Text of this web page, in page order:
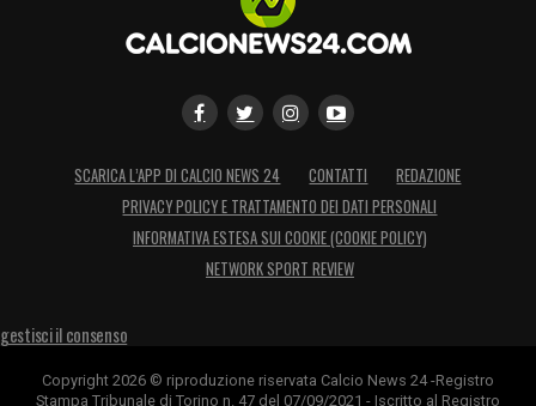
SCARICA L’APP DI CALCIO NEWS 24 CONTATTI
REDAZIONE
PRIVACY POLICY E TRATTAMENTO DEI DATI PERSONALI
INFORMATIVA ESTESA SUI COOKIE (COOKIE POLICY)
NETWORK SPORT REVIEW
gestisci il consenso
Copyright 2026 © riproduzione riservata Calcio News 24 -Registro
Stampa Tribunale di Torino n. 47 del 07/09/2021 - Iscritto al Registro